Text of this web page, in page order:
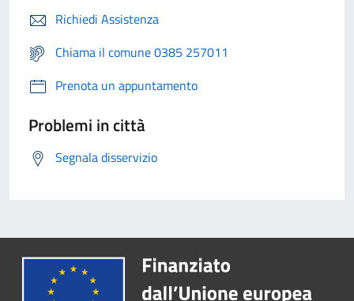
Richiedi Assistenza
Chiama il comune 0385 257011
Prenota un appuntamento
Problemi in città
Segnala disservizio